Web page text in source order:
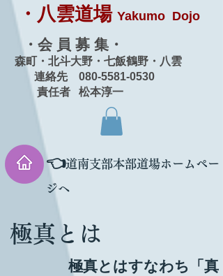
・八雲道場 Yakumo Dojo
・会 員 募 集・
森町・北斗大野・七飯鶴野・八雲
連絡先 080-5581-0530
責任者 松本淳一
👈道南支部本部道場ホームペー
ジへ
極真とは
極真とはすなわち「真